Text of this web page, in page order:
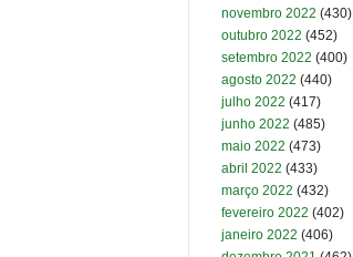
novembro 2022 (430)
outubro 2022 (452)
setembro 2022 (400)
agosto 2022 (440)
julho 2022 (417)
junho 2022 (485)
maio 2022 (473)
abril 2022 (433)
março 2022 (432)
fevereiro 2022 (402)
janeiro 2022 (406)